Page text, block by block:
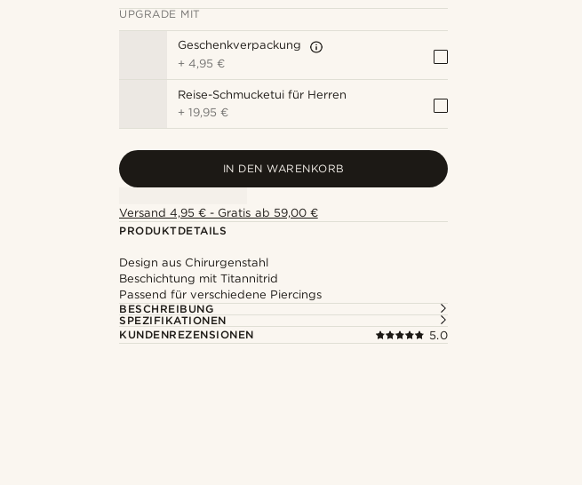
UPGRADE MIT
Geschenkverpackung
+4,95 €
Reise-Schmucketui für Herren
+19,95 €
IN DEN WARENKORB
Versand 4,95 € - Gratis ab 59,00 €
PRODUKTDETAILS
Design aus Chirurgenstahl
Beschichtung mit Titannitrid
Passend für verschiedene Piercings
BESCHREIBUNG
SPEZIFIKATIONEN
KUNDENREZENSIONEN
5.0